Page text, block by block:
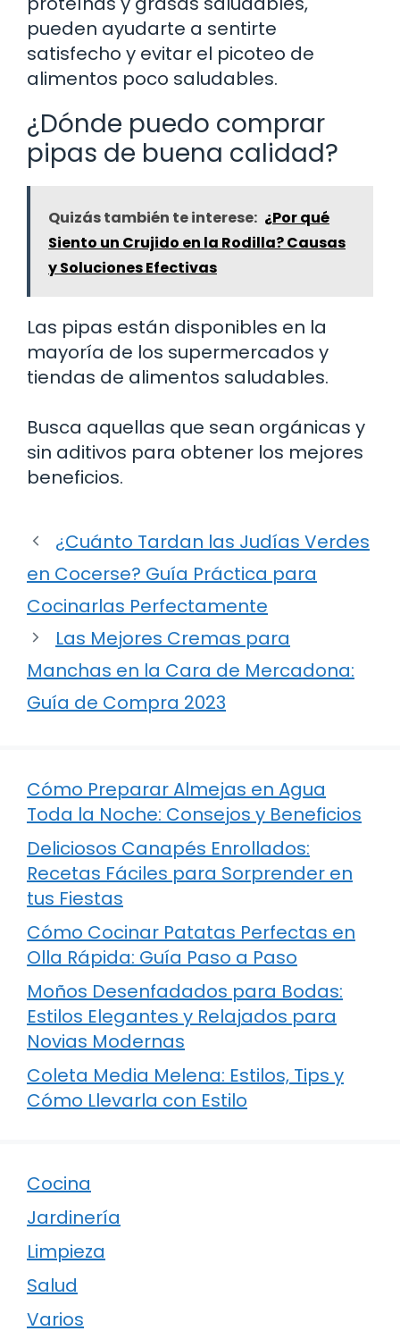
pueden ayudarte a sentirte
satisfecho y evitar el picoteo de
alimentos poco saludables.
¿Dónde puedo comprar
pipas de buena calidad?
Quizás también te interese: ¿Por qué
Siento un Crujido en la Rodilla? Causas
y Soluciones Efectivas
Las pipas están disponibles en la
mayoría de los supermercados y
tiendas de alimentos saludables.
Busca aquellas que sean orgánicas y
sin aditivos para obtener los mejores
beneficios.
¿Cuánto Tardan las Judías Verdes
en Cocerse? Guía Práctica para
Cocinarlas Perfectamente
Las Mejores Cremas para
Manchas en la Cara de Mercadona:
Guía de Compra 2023
Cómo Preparar Almejas en Agua
Toda la Noche: Consejos y Beneficios
Deliciosos Canapés Enrollados:
Recetas Fáciles para Sorprender en
tus Fiestas
Cómo Cocinar Patatas Perfectas en
Olla Rápida: Guía Paso a Paso
Moños Desenfadados para Bodas:
Estilos Elegantes y Relajados para
Novias Modernas
Coleta Media Melena: Estilos, Tips y
Cómo Llevarla con Estilo
Cocina
Jardinería
Limpieza
Salud
Varios